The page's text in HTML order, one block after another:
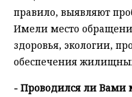
правило, выявляют
Имели место
здоровья, экологии,
обеспечения
- Проводился ли Вами